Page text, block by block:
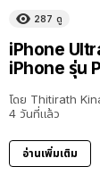
287 ดู
iPhone
iPhone รุ่น
โดย Thitirath
4 วันที่แล้ว
อ่านเพิ่มเติม